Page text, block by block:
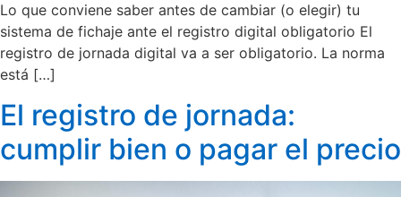
Lo que conviene saber antes de cambiar (o elegir) tu
sistema de fichaje ante el registro digital obligatorio El
registro de jornada digital va a ser obligatorio. La norma
está […]
El registro de jornada:
cumplir bien o pagar el precio